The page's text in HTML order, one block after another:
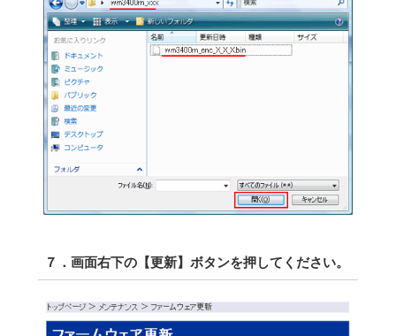
７．画面右下の【更新】ボタンを押してください。